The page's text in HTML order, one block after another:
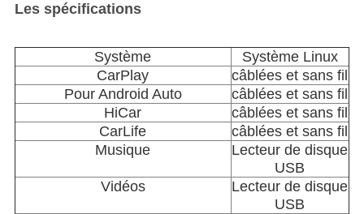
Les spécifications
Système
Système Linux
CarPlay
câblées et sans fil
Pour Android Auto
câblées et sans fil
HiCar
câblées et sans fil
CarLife
câblées et sans fil
Musique
Lecteur de disque
USB
Vidéos
Lecteur de disque
USB